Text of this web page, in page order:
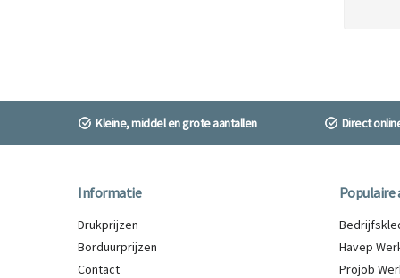
Kleine, middel en grote aantallen Direct
Informatie
Drukprijzen
Borduurprijzen
Contact
Populaire
Havep
Projob